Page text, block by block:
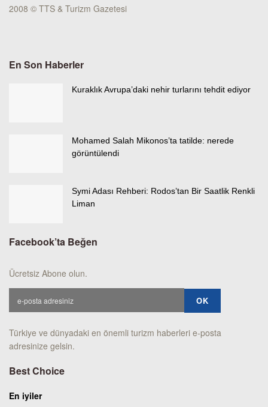
2008 © TTS & Turizm Gazetesi
En Son Haberler
Kuraklık Avrupa’daki nehir turlarını tehdit ediyor
Mohamed Salah Mikonos’ta tatilde: nerede
görüntülendi
Symi Adası Rehberi: Rodos’tan Bir Saatlik Renkli
Liman
Facebook’ta Beğen
Ücretsiz Abone olun.
Türkiye ve dünyadaki en önemli turizm haberleri e-posta
adresinize gelsin.
Best Choice
En iyiler